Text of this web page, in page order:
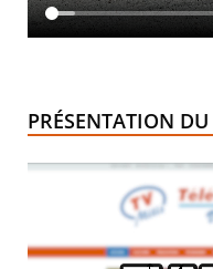
PRÉSENTATION DU